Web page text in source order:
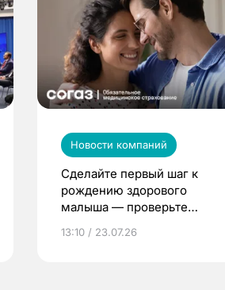
Новости компаний
Сделайте первый шаг к
рождению здорового
малыша — проверьте
по ОМС!
13:10 / 23.07.26